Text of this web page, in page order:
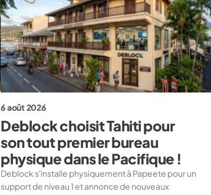
6 août 2026
Deblock choisit Tahiti pour
son tout premier bureau
physique dans le Pacifique !
Deblock s'installe physiquement à Papeete pour un
support de niveau 1 et annonce de nouveaux